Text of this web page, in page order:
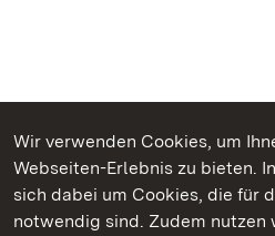
Wir verwenden Cookies, um
Webseiten-Erlebnis zu bieten.
sich dabei um Cookies, die für
notwendig sind. Zudem nutzen
Kommen. Staunen. Genießen.